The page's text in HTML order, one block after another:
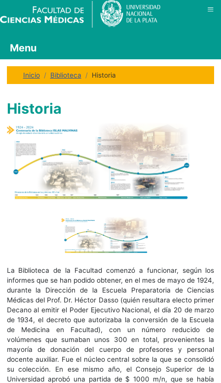
Inicio Biblioteca Historia
Historia
La Biblioteca de la Facultad comenzó a funcionar, según los
informes que se han podido obtener, en el mes de mayo de 1924,
durante la Dirección de la Escuela Preparatoria de Ciencias
Médicas del Prof. Dr. Héctor Dasso (quién resultara electo primer
Decano al emitir el Poder Ejecutivo Nacional, el día 20 de marzo
de 1934, el decreto que autorizaba la conversión de la Escuela
de Medicina en Facultad), con un número reducido de
volúmenes que sumaban unos 300 en total, provenientes la
mayoría de donación del cuerpo de profesores y personal
docente auxiliar. Fue el núcleo central sobre la que se consolidó
su colección. En ese mismo año, el Consejo Superior de la
Universidad aprobó una partida de $ 1000 m/n, que se había
Menu
≡